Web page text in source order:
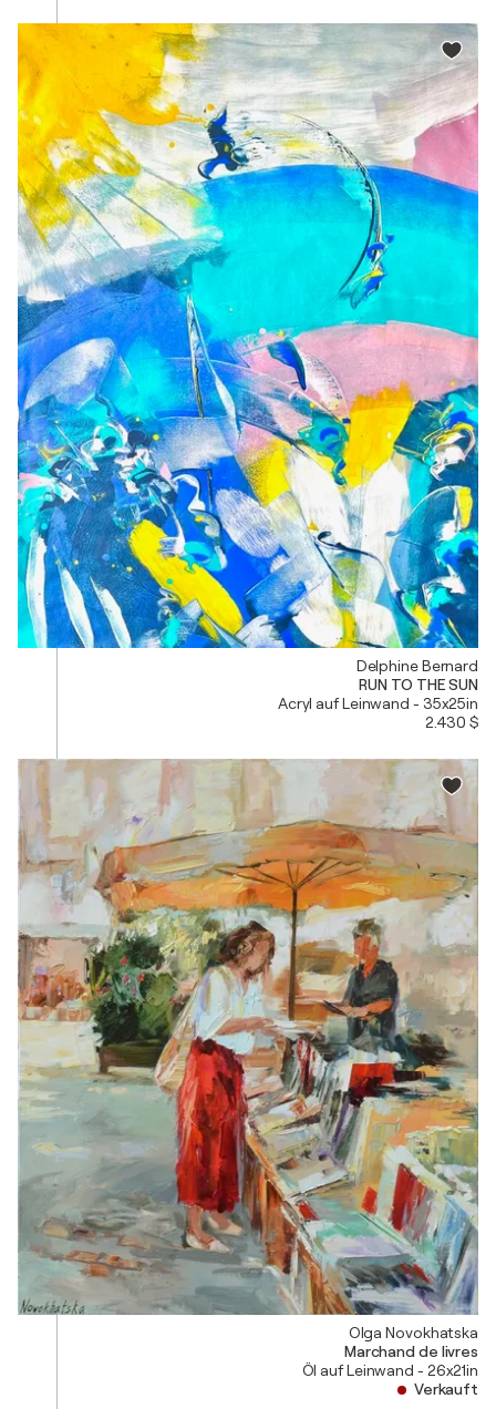
Delphine Bernard
RUN TO THE SUN
Acryl auf Leinwand - 35x25in
2.430 $
Olga Novokhatska
Marchand de livres
Öl auf Leinwand - 26x21in
Verkauft